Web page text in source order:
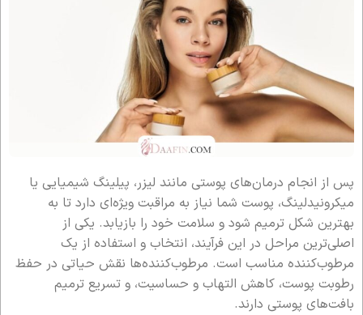
پس از انجام درمان‌های پوستی مانند لیزر، پیلینگ شیمیایی یا
میکرونیدلینگ، پوست شما نیاز به مراقبت ویژه‌ای دارد تا به
بهترین شکل ترمیم شود و سلامت خود را بازیابد. یکی از
اصلی‌ترین مراحل در این فرآیند، انتخاب و استفاده از یک
مرطوب‌کننده مناسب است. مرطوب‌کننده‌ها نقش حیاتی در حفظ
رطوبت پوست، کاهش التهاب و حساسیت، و تسریع ترمیم
بافت‌های پوستی دارند.